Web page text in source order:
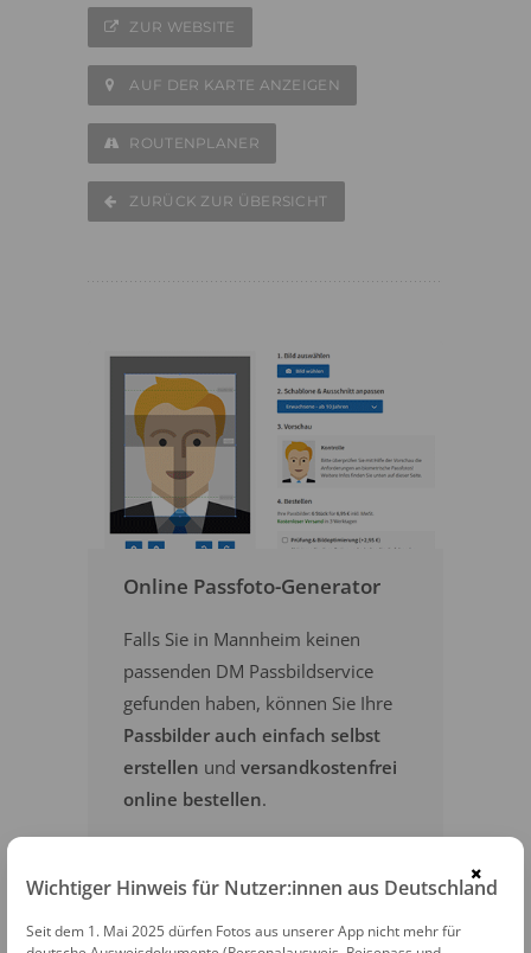
ZUR WEBSITE
AUF DER KARTE ANZEIGEN
ROUTENPLANER
ZURÜCK ZUR ÜBERSICHT
Online Passfoto-Generator
Falls Sie in Mannheim keinen
passenden DM Passbildservice
gefunden haben, können Sie Ihre
Passbilder auch einfach selbst
erstellen und versandkostenfrei
online bestellen.
×
Wichtiger Hinweis für Nutzer:innen aus Deutschland
Seit dem 1. Mai 2025 dürfen Fotos aus unserer App nicht mehr für